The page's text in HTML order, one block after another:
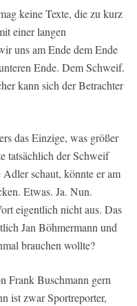
keine Texte, die zu kurz
einer langen
uns am Ende dem Ende
Ende. Dem Schweif.
kann sich der Betrachter
das Einzige, was größer
tatsächlich der Schweif
schaut, könnte er am
Etwas. Ja. Nun.
eigentlich nicht aus. Das
Jan Böhmermann und
brauchen wollte?
Frank Buschmann gern
ist zwar Sportreporter,